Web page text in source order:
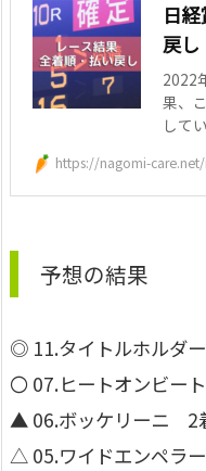
日
戻し
2022
果、
して
https://nagomi-
予想の結果
◎ 11.タイトルホルダ
〇 07.ヒートオンビー
▲ 06.ボッケリーニ 2
△ 05.ワイドエンペラ